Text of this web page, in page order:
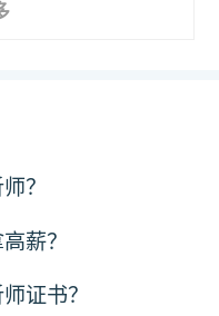
？
薪？
证书？